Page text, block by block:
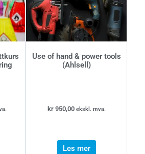
Use of hand & power tools
(Ahlsell)
kr950,00 ekskl. mva.
Les mer